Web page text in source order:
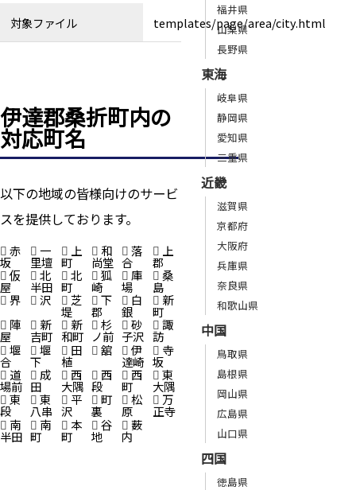
対象ファイル templates/page/area/city.html
伊達郡桑折町内の
対応町名
以下の地域の皆様向けのサービ
スを提供しております。
赤
坂
一
里壇
上
町
和
尚堂
落
合
上
郡
仮
屋
北
半田
北
町
狐
崎
庫
場
桑
島
界 沢 芝
堤
下
郡
白
銀
新
町
陣
屋
新
吉町
新
和町
杉
ノ前
砂
子沢
諏
訪
堰
合
堰
下
田
植
舘 伊
達崎
寺
坂
道
場前
成
田
西
大隅
西
段
西
町
東
大隅
東
段
東
八串
平
沢
町
裏
松
原
万
正寺
南
半田
南
町
本
町
谷
地
薮
内
福井県
山梨県
長野県
東海
岐阜県
静岡県
愛知県
三重県
近畿
滋賀県
京都府
大阪府
兵庫県
奈良県
和歌山県
中国
鳥取県
島根県
岡山県
広島県
山口県
四国
徳島県